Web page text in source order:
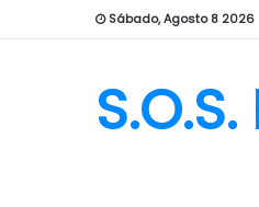
Sábado, Agosto 8 2026